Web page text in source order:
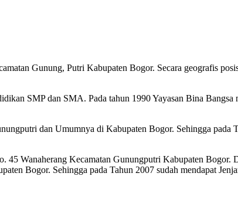
Gunung, Putri Kabupaten Bogor. Secara geografis
SMP dan SMA. Pada tahun 1990 Yayasan Bina
dan Umumnya di Kabupaten Bogor. Sehingga pada
Wanaherang Kecamatan Gunungputri Kabupaten Bogor.
Bogor. Sehingga pada Tahun 2007 sudah mendapat